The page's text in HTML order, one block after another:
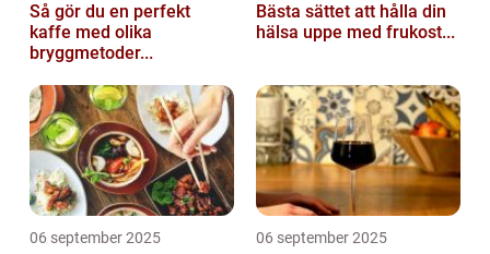
Så gör du en perfekt
kaffe med olika
bryggmetoder...
Bästa sättet att hålla din
hälsa uppe med frukost...
06 september 2025 06 september 2025